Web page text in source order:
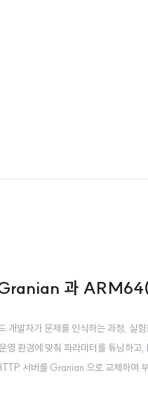
과
발자가 문제를 인식하는 과정, 실
영 환경에 맞춰 파라미터를 튜닝
서버를 Granian 으로 교체하여